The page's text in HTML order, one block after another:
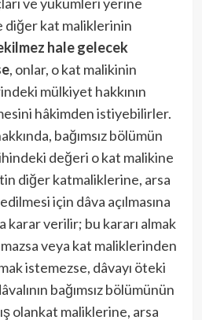
kat maliklerinin
hale gelecek
, onlar, o kat malikinin
mülkiyet hakkının
hâkimden istiyebilirler.
bağımsız bölümün
değeri o kat malikine
diğer katmaliklerine, arsa
için dâva açılmasına
verilir; bu kararı almak
veya kat maliklerinden
istemezse, dâvayı öteki
bağımsız bölümünün
olankat maliklerine, arsa